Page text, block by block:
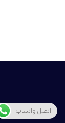
اتصل واتساب